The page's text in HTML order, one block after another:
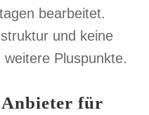
bearbeitet.
und keine
Pluspunkte.
für